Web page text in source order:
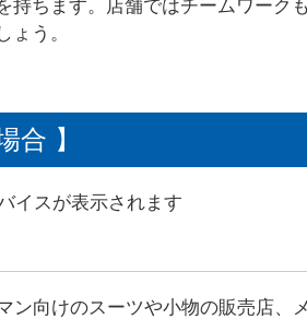
ちます。店舗ではチームワーク
う。
合 】
イスが表示されます
ン向けのスーツや小物の販売店、